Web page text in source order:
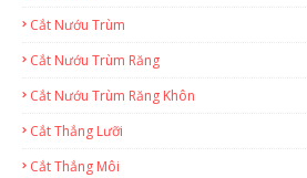
Cắt Nướu Trùm
Cắt Nướu Trùm Răng
Cắt Nướu Trùm Răng Khôn
Cắt Thắng Lưỡi
Cắt Thắng Môi